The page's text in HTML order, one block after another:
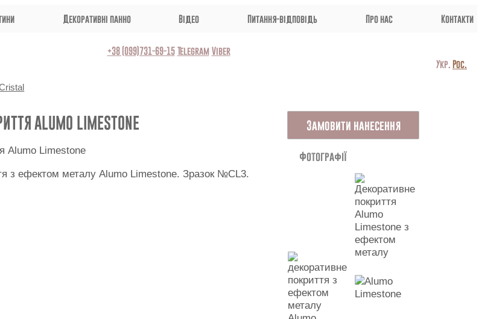
Декоративні панно Відео Питання-відповідь Про нас Контакти
+38 (099)731-69-15TelegramViber
ALUMO LIMESTONE
з ефектом металу Alumo Limestone. Зразок №CL3.
Замовити нанесення
Фотографії
Укр. Рос.